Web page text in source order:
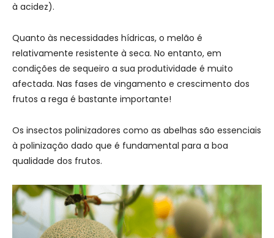
à acidez).
Quanto às necessidades hídricas, o melão é
relativamente resistente à seca. No entanto, em
condições de sequeiro a sua produtividade é muito
afectada. Nas fases de vingamento e crescimento dos
frutos a rega é bastante importante!
Os insectos polinizadores como as abelhas são essenciais
à polinização dado que é fundamental para a boa
qualidade dos frutos.